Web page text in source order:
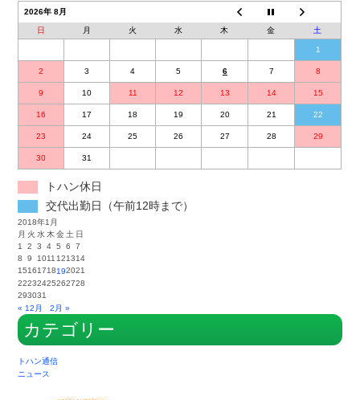
2026年 8月
日 月 火 水 木 金 土
1
2 3 4 5 6 7 8
9 10 11 12 13 14 15
16 17 18 19 20 21 22
23 24 25 26 27 28 29
30 31
トハン休日
交代出勤日（午前12時まで）
2018年1月
月 火 水 木 金 土 日
1
2 3 4 5 6
7
8
9 1011 121314
15161718192021
22232425262728
293031
« 12月
2月 »
カテゴリー
トハン通信
ニュース